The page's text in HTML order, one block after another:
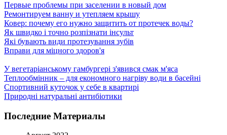
Первые проблемы при заселении в новый дом
Ремонтируем ванну и утепляем крышу
Ковер: почему его нужно защитить от протечек воды?
Як швидко і точно розпізнати інсульт
Які бувають види протезування зубів
Вправи для міцного здоров'я
У вегетаріанському гамбургері з'явився смак м'яса
Теплообмінник – для економного нагріву води в басейні
Спортивний куточок у себе в квартирі
Природні натуральні антибіотики
Последние Материалы